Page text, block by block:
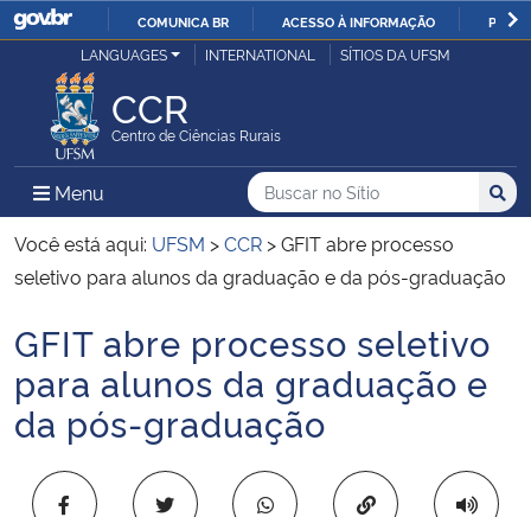
IR
COMUNICA BR ACESSO À INFORMAÇÃO
Ministério da Justiça e Segurança Pública
Ministério da Defesa
Ministério das Relações Exteriores
Ministério da Infraestrutura
Ministério da Agricultura, Pecuária e Abastecimento
Ministério da Educação
LANGUAGES INTERNATIONAL SÍTIOS DA UFSM
CCR
Centro de Ciências Rurais
Menu Menu Principal do Sítio
Busca
Buscar no no Sítio
Busca:
Você está aqui: UFSM >CCR >GFIT abre processo
seletivo para alunos da graduação e da pós-graduação
Início do conteúdo
GFIT abre processo seletivo
para alunos da graduação e
da pós-graduação
Copiar para área